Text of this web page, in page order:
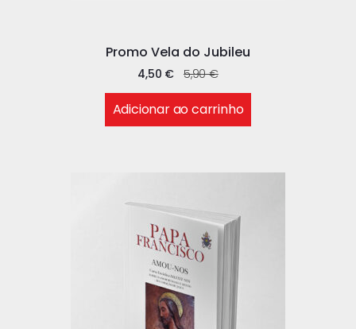
Promo Vela do Jubileu
5,90€
4,50 €
Adicionar ao carrinho